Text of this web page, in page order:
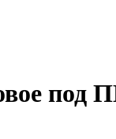
под